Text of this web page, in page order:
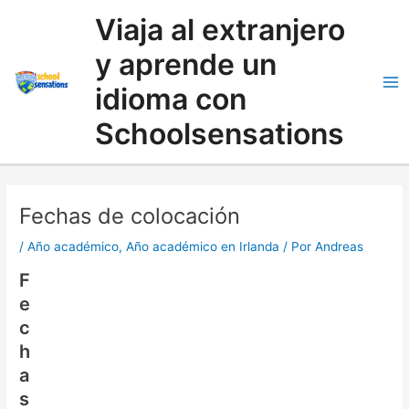
Viaja al extranjero
y aprende un
idioma con
Schoolsensations
Fechas de colocación
/Año académico,Año académico en Irlanda / PorAndreas
F
e
c
h
a
s